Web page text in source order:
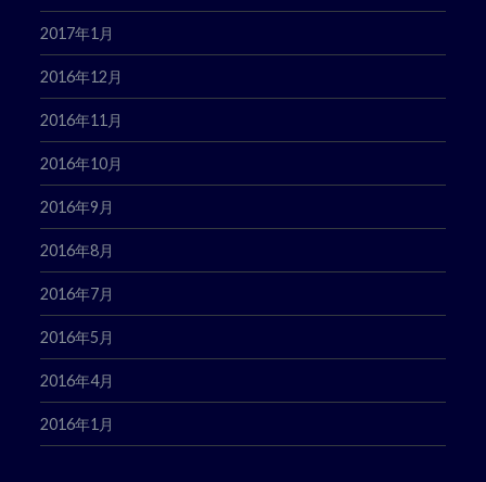
2017年1月
2016年12月
2016年11月
2016年10月
2016年9月
2016年8月
2016年7月
2016年5月
2016年4月
2016年1月